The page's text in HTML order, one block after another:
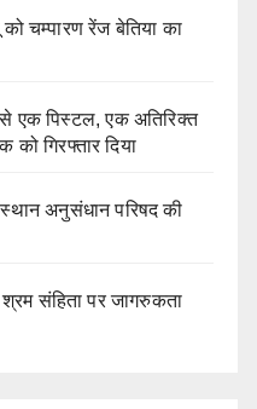
चम्पारण रेंज बेतिया का
से एक पिस्टल, एक अतिरिक्त
को गिरफ्तार दिया
अनुसंधान परिषद की
संहिता पर जागरुकता